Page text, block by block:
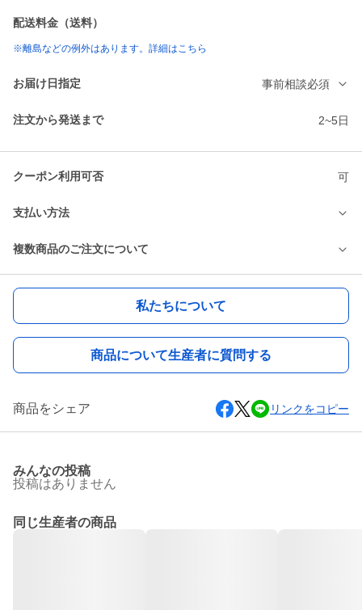
配送料金（送料）
※離島などの例外はあります。詳細はこちら
お届け日指定 事前相談必須
注文から発送まで 2~5日
クーポン利用可否 可
支払い方法
複数商品のご注文について
私たちについて
商品について生産者に質問する
商品をシェア リンクをコピー
みんなの投稿
投稿はありません
同じ生産者の商品